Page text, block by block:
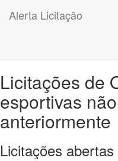
Alerta Licitação
Licitações de
esportivas
anteriormente
Licitações abertas